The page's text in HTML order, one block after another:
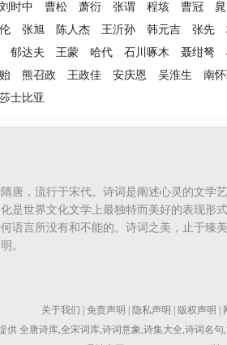
刘时中 曹松 萧衍 张谓 程垓 曹冠
张旭 陈人杰 王沂孙 韩元吉 张先
郁达夫 王蒙 哈代 石川啄木 聂绀弩
熊召政 王政佳 安庆恩 吴淮生 南
莎士比亚
唐，流行于宋代。诗词是阐述心灵的文学
是世界文化文学上最独特而美好的表现形
语言所没有和不能的。诗词之美，止于臻
。
关于我们 免责声明 隐私声明 版权声明
供 全唐诗库,全宋词库,诗词意象,诗集大全,诗词名句,